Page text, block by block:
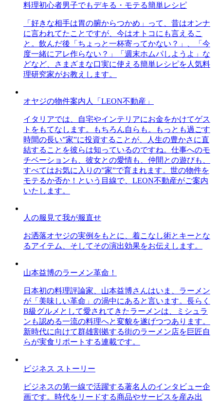
料理初心者男子でもデキる・モテる簡単レシピ
「好きな相手は胃の腑からつかめ」って、昔はオンナ
に言われてたことですが、今はオトコにも言えるこ
と。飲んだ後「ちょっと一杯寄ってかない？」、「今
度一緒にアレ作らない？」「週末ホムパしようよ」な
どなど、さまざまな口実に使える簡単レシピを人気料
理研究家がお教えします。
オヤジの物件案内人「LEON不動産」
イタリアでは、自宅やインテリアにお金をかけてゲス
トをもてなします。もちろん自らも。もっとも過ごす
時間の長い”家”に投資することが、人生の豊かさに直
結することを彼らは知っているのですね。仕事へのモ
チベーションも、彼女との愛情も、仲間との遊びも、
すべてはお気に入りの”家”で育まれます。世の物件を
モテるか否か！という目線で、LEON不動産がご案内
いたします。
人の服見て我が服直せ
お洒落オヤジの実例をもとに、着こなし術とキーとな
るアイテム、そしてその演出効果をお伝えします。
山本益博のラーメン革命！
日本初の料理評論家、山本益博さんはいま、ラーメン
が「美味しい革命」の渦中にあると言います。長らく
B級グルメとして愛されてきたラーメンは、ミシュラ
ンも認める一流の料理へと変貌を遂げつつあります。
新時代に向けて群雄割拠する街のラーメン店を巨匠自
らが実食リポートする連載です。
ビジネス ストーリー
ビジネスの第一線で活躍する著名人のインタビュー企
画です。時代をリードする商品やサービスを産み出